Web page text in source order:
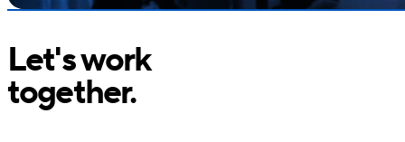
Let's work
together.